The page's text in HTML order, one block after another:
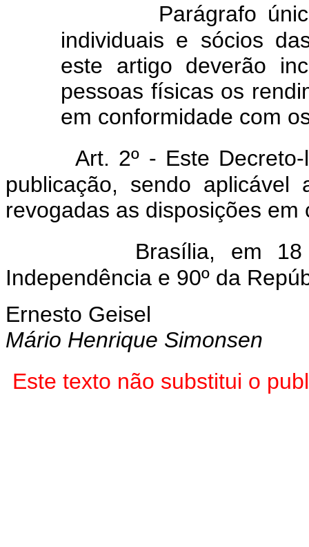
Parágrafo
individuais e sócios
este artigo deverão
pessoas físicas os
em conformidade com
Art. 2º - Este
publicação, sendo
revogadas as disposições em
Brasília, em
Independência e 90º da
Ernesto Geisel
Mário Henrique Simonsen
Este texto não substitui o